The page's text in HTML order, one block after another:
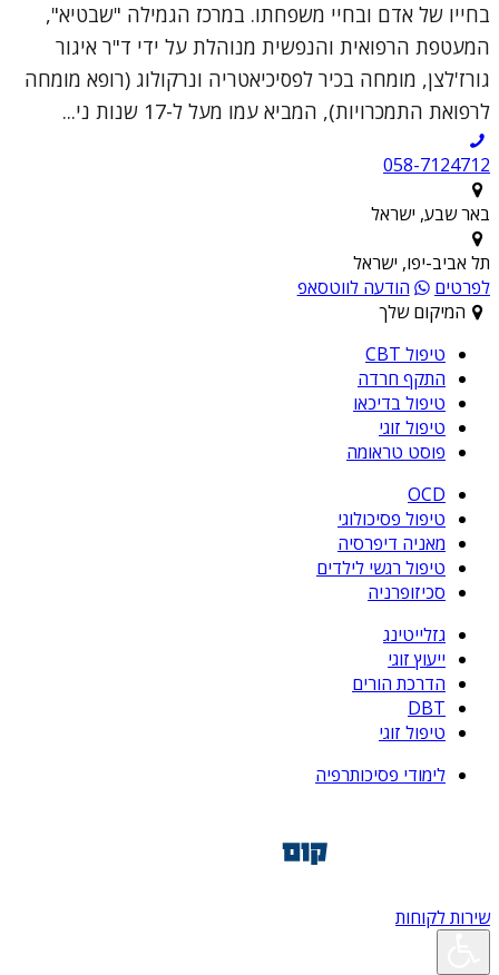
בחייו של אדם ובחיי משפחתו. במרכז הגמילה "שבטיא",
המעטפת הרפואית והנפשית מנוהלת על ידי ד"ר איגור
גורז'לצן, מומחה בכיר לפסיכיאטריה ונרקולוג (רופא מומחה
לרפואת התמכרויות), המביא עמו מעל ל-17 שנות ני...
058-7124712
באר שבע, ישראל
תל אביב-יפו, ישראל
לפרטים
הודעה לווטסאפ
המיקום שלך
טיפול CBT
התקף חרדה
טיפול בדיכאו
טיפול זוגי
פוסט טראומה
OCD
טיפול פסיכולוגי
מאניה דיפרסיה
טיפול רגשי לילדים
סכיזופרניה
גזלייטינג
ייעוץ זוגי
הדרכת הורים
DBT
טיפול זוגי
לימודי פסיכותרפיה
שירות לקוחות